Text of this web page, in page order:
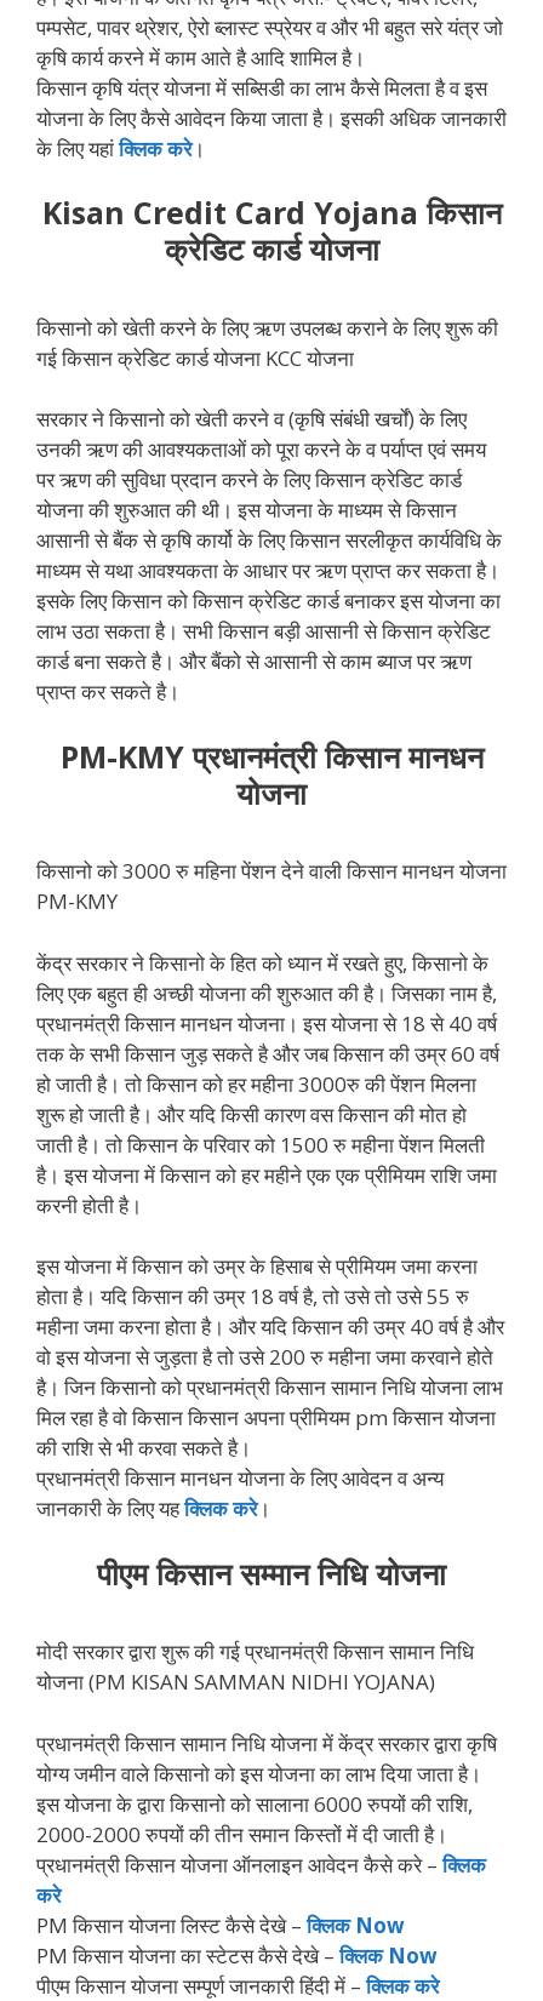
पम्पसेट, पावर थ्रेशर, ऐरो ब्लास्ट स्प्रेयर व और भी बहुत सरे यंत्र जो
कृषि कार्य करने में काम आते है आदि शामिल है।
किसान कृषि यंत्र योजना में सब्सिडी का लाभ कैसे मिलता है व इस
योजना के लिए कैसे आवेदन किया जाता है। इसकी अधिक जानकारी
के लिए यहांक्लिक करे।
Kisan Credit Card Yojana किसान
क्रेडिट कार्ड योजना
किसानो को खेती करने के लिए ऋण उपलब्ध कराने के लिए शुरू की
गई किसान क्रेडिट कार्ड योजना KCC योजना
सरकार ने किसानो को खेती करने व (कृषि संबंधी खर्चों) के लिए
उनकी ऋण की आवश्‍यकताओं को पूरा करने के व पर्याप्‍त एवं समय
पर ऋण की सुविधा प्रदान करने के लिए किसान क्रेडिट कार्ड
योजना की शुरुआत की थी। इस योजना के माध्यम से किसान
आसानी से बैंक से कृषि कार्यो के लिए किसान सरलीकृत कार्यविधि के
माध्‍यम से यथा आवश्‍यकता के आधार पर ऋण प्राप्त कर सकता है।
इसके लिए किसान को किसान क्रेडिट कार्ड बनाकर इस योजना का
लाभ उठा सकता है। सभी किसान बड़ी आसानी से किसान क्रेडिट
कार्ड बना सकते है। और बैंको से आसानी से काम ब्याज पर ऋण
प्राप्त कर सकते है।
PM-KMY प्रधानमंत्री किसान मानधन
योजना
किसानो को 3000 रु महिना पेंशन देने वाली किसान मानधन योजना
PM-KMY
केंद्र सरकार ने किसानो के हित को ध्यान में रखते हुए, किसानो के
लिए एक बहुत ही अच्छी योजना की शुरुआत की है। जिसका नाम है,
प्रधानमंत्री किसान मानधन योजना। इस योजना से 18 से 40 वर्ष
तक के सभी किसान जुड़ सकते है और जब किसान की उम्र 60 वर्ष
हो जाती है। तो किसान को हर महीना 3000रु की पेंशन मिलना
शुरू हो जाती है। और यदि किसी कारण वस किसान की मोत हो
जाती है। तो किसान के परिवार को 1500 रु महीना पेंशन मिलती
है। इस योजना में किसान को हर महीने एक एक प्रीमियम राशि जमा
करनी होती है।
इस योजना में किसान को उम्र के हिसाब से प्रीमियम जमा करना
होता है। यदि किसान की उम्र 18 वर्ष है, तो उसे तो उसे 55 रु
महीना जमा करना होता है। और यदि किसान की उम्र 40 वर्ष है और
वो इस योजना से जुड़ता है तो उसे 200 रु महीना जमा करवाने होते
है। जिन किसानो को प्रधानमंत्री किसान सामान निधि योजना लाभ
मिल रहा है वो किसान किसान अपना प्रीमियम pm किसान योजना
की राशि से भी करवा सकते है।
प्रधानमंत्री किसान मानधन योजना के लिए आवेदन व अन्य
जानकारी के लिए यहक्लिक करे।
पीएम किसान सम्मान निधि योजना
मोदी सरकार द्वारा शुरू की गई प्रधानमंत्री किसान सामान निधि
योजना (PM KISAN SAMMAN NIDHI YOJANA)
प्रधानमंत्री किसान सामान निधि योजना में केंद्र सरकार द्वारा कृषि
योग्य जमीन वाले किसानो को इस योजना का लाभ दिया जाता है।
इस योजना के द्वारा किसानो को सालाना 6000 रुपयों की राशि,
2000-2000 रुपयों की तीन समान किस्तों में दी जाती है।
प्रधानमंत्री किसान योजना ऑनलाइन आवेदन कैसे करे –क्लिक
करे
PM किसान योजना लिस्ट कैसे देखे –क्लिक Now
PM किसान योजना का स्टेटस कैसे देखे –क्लिक Now
पीएम किसान योजना सम्पूर्ण जानकारी हिंदी में –क्लिक करे